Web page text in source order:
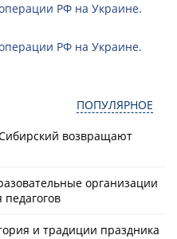
РФ на Украине.
РФ на Украине.
ПОПУЛЯРНОЕ
возвращают
организации
и традиции праздника